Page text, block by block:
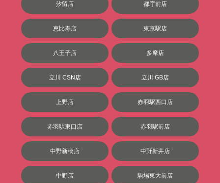
汐留店 都庁前店
恵比寿店 東京駅店
八王子店 多摩店
立川 CSN店 立川 GB店
上野店 赤羽駅西口店
赤羽駅東口店 赤羽駅前店
中野新橋店 中野新井店
中野店 駒場東大前店